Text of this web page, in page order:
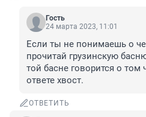
Гость
24 марта 2023, 11:01
Если ты не понимаешь о
прочитай грузинскую
той басне говорится о том
ответе хвост.
ОТВЕТИТЬ